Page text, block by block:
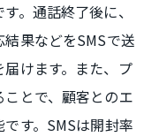
す。通話終了後に、
果などをSMSで送
けます。また、プ
とで、顧客とのエ
す。SMSは開封率